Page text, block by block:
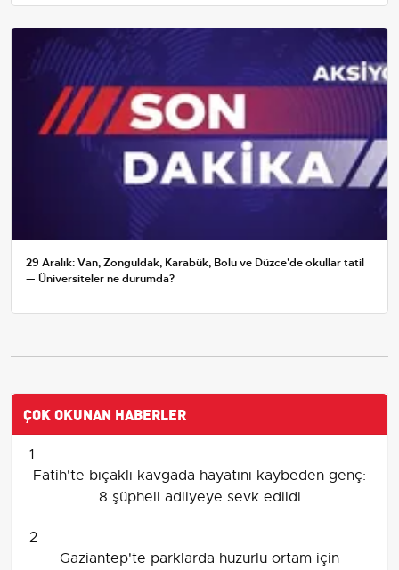
29 Aralık: Van, Zonguldak, Karabük, Bolu ve Düzce'de okullar tatil
— Üniversiteler ne durumda?
ÇOK OKUNAN HABERLER
1
Fatih'te bıçaklı kavgada hayatını kaybeden genç:
8 şüpheli adliyeye sevk edildi
2
Gaziantep'te parklarda huzurlu ortam için